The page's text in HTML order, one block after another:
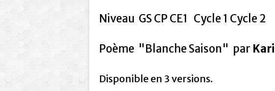
Niveau GS CP CE1 Cycle 1 Cycle 2
Poème "Blanche Saison" par
Disponible en 3 versions.